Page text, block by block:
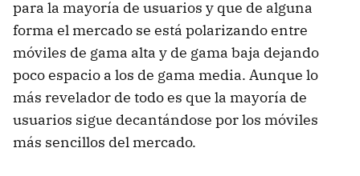
para la mayoría de usuarios y que de alguna
forma el mercado se está polarizando entre
móviles de gama alta y de gama baja dejando
poco espacio a los de gama media. Aunque lo
más revelador de todo es que la mayoría de
usuarios sigue decantándose por los móviles
más sencillos del mercado.